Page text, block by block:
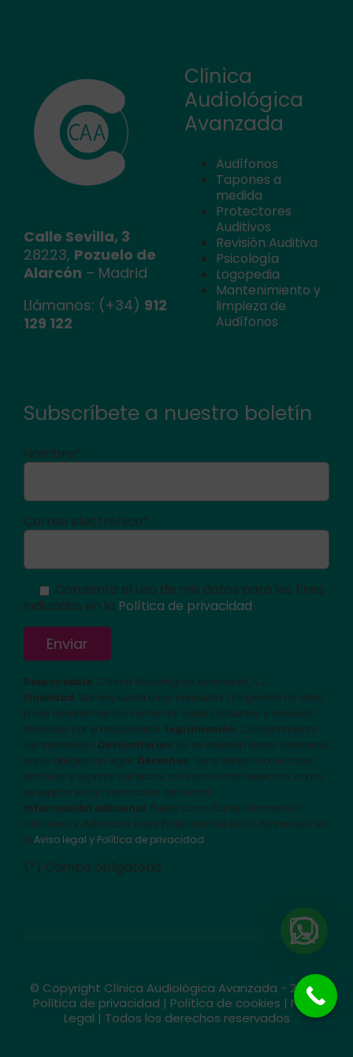
Calle Sevilla, 3
28223, Pozuelo de
Alarcón – Madrid
Llámanos: (+34) 912
129 122
Clínica
Audiológica
Avanzada
Audífonos
Tapones a
medida
Protectores
Auditivos
Revisión Auditiva
Psicología
Logopedia
Mantenimiento y
limpieza de
Audífonos
Subscríbete a nuestro boletín
Nombre*
Correo electrónico*
Consiento el uso de mis datos para los fines
indicados en la Política de privacidad
Responsable : Clínica Audiologica Avanzada, S.L.
Finalidad : Dar respuesta a las consultas y/o gestión de citas.
Envío de información comercial sobre productos y servicios
ofrecidos por el responsable. Legitimación : Consentimiento
del interesado. Destinatarios : No se cederán datos a terceros,
salvo obligación legal. Derechos : Tiene derecho a acceder,
rectificar y suprimir los datos, así como otros derechos, como
se explica en la información adicional
Información adicional : Puede consultar la información
adicional y detallada sobre Protección de Datos Personales en
el Aviso legal y Política de privacidad
(*) Campo obligatorio
© Copyright Clínica Audiológica Avanzada - 2026 |
Política de privacidad | Política de cookies | Nota
Legal | Todos los derechos reservados